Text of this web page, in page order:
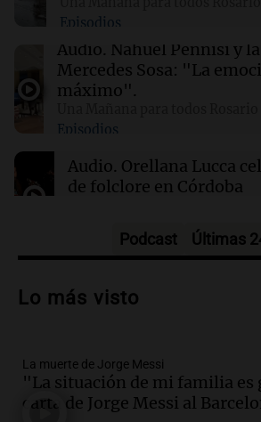
este domingo 9 de agosto
Clima
Clima en Santa Fe: cómo
Episodios
Audio. Nahuel Pennisi y
Mercedes Sosa: "La
máximo".
Episodios
Audio. Orellana Lucca
de folclore en Córdoba
Audio.Trágico accidente
vehículos desde un puente
Audio.Tragedia en
y cinco heridos tras caer
un puente
Podcast Últimas
Lo más visto
La muerte de Jorge Messi
"La situación de mi familia
carta de Jorge Messi al